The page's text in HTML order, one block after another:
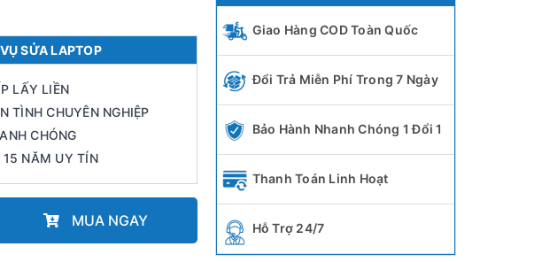
SỬA LAPTOP
LẤY LIỀN
TÌNH CHUYÊN NGHIỆP
CHÓNG
15 NĂM UY TÍN
MUA NGAY
Giao Hàng COD Toàn Quốc
Đổi Trả Miễn Phí Trong 7 Ngày
Bảo Hành Nhanh Chóng 1 Đổi 1
Thanh Toán Linh Hoạt
Hỗ Trợ 24/7